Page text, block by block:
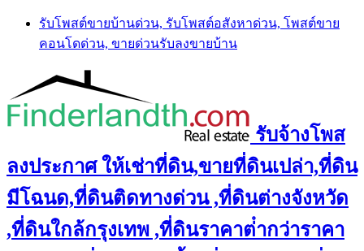
Skip
content
รับโพสต์ขายบ้านด่วน, รับโพสต์อสังหาด่วน, โพสต์ขาย
คอนโดด่วน, ขายด่วนรับลงขายบ้าน
รับจ้างโพส
ลงประกาศ ให้เช่าที่ดิน,ขายที่ดินเปล่า,ที่ดิน
มีโฉนด,ที่ดินติดทางด่วน ,ที่ดินต่างจังหวัด
,ที่ดินใกล้กรุงเทพ ,ที่ดินราคาต่ํากว่าราคา